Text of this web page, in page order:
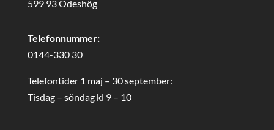
599 93 Ödeshög
Telefonnummer:
0144-330 30
Telefontider 1 maj – 30 september:
Tisdag – söndag kl 9 – 10